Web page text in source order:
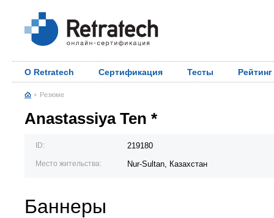
О Retratech Сертификация Тесты Рейтинг
Резюме
Anastassiya Ten *
ID: 219180
Место жительства: Nur-Sultan, Казахстан
Баннеры